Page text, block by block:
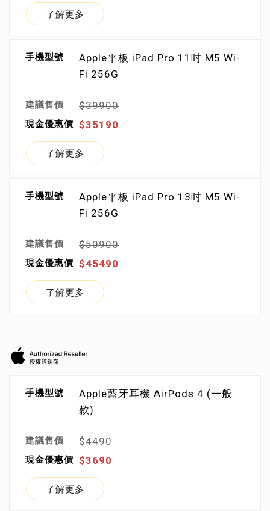
了解更多
Apple平板 iPad Pro 11吋 M5 Wi-
Fi 256G
$39900
$35190
了解更多
Apple平板 iPad Pro 13吋 M5 Wi-
Fi 256G
$50900
$45490
了解更多
Apple藍牙耳機 AirPods 4 (一般
款)
$4490
$3690
了解更多